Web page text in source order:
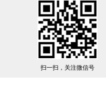
扫一扫，关注微信号